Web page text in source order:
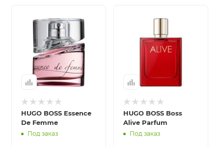
HUGO BOSS Essence
De Femme
Под заказ
HUGO BOSS Boss
Alive Parfum
Под заказ